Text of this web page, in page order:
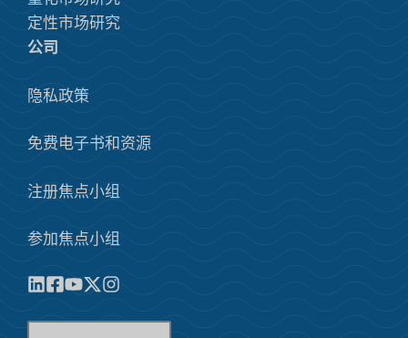
定性市场研究
公司
隐私政策
免费电子书和资源
注册焦点小组
参加焦点小组